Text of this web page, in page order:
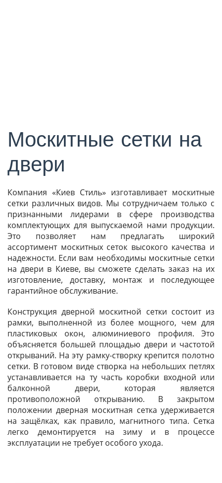
Москитные сетки на
двери
Компания «Киев Стиль» изготавливает москитные
сетки различных видов. Мы сотрудничаем только с
признанными лидерами в сфере производства
комплектующих для выпускаемой нами продукции.
Это позволяет нам предлагать широкий
ассортимент москитных сеток высокого качества и
надежности. Если вам необходимы москитные сетки
на двери в Киеве, вы сможете сделать заказ на их
изготовление, доставку, монтаж и последующее
гарантийное обслуживание.
Конструкция дверной москитной сетки состоит из
рамки, выполненной из более мощного, чем для
пластиковых окон, алюминиевого профиля. Это
объясняется большей площадью двери и частотой
открываний. На эту рамку-створку крепится полотно
сетки. В готовом виде створка на небольших петлях
устанавливается на ту часть коробки входной или
балконной двери, которая является
противоположной открыванию. В закрытом
положении дверная москитная сетка удерживается
на защёлках, как правило, магнитного типа. Сетка
легко демонтируется на зиму и в процессе
эксплуатации не требует особого ухода.